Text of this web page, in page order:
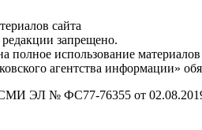
сайта
редакции запрещено.
полное использование
агентства информации»
ЭЛ № ФС77-76355 от